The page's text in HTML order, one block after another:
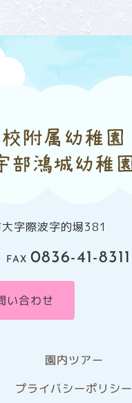
字際波字的場381
FAX 0836-41-8311
い合わせ
園内ツアー
プライバシーポリシー